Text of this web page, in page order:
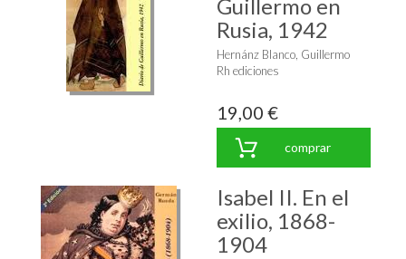
Guillermo en
Rusia, 1942
Hernánz Blanco, Guillermo
Rh ediciones
19,00 €
comprar
Isabel II. En el
exilio, 1868-
1904